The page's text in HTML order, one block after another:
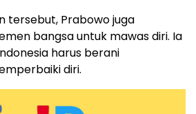
tersebut, Prabowo juga
bangsa untuk mawas diri. Ia
harus berani
diri.